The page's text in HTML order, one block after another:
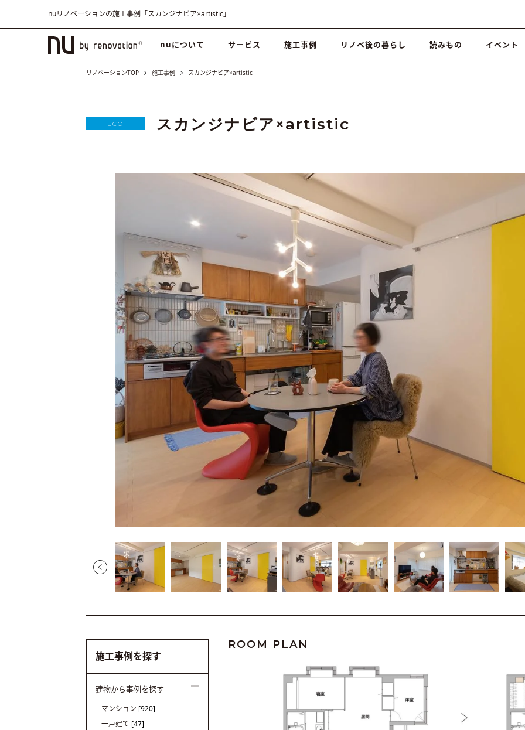
nuリノベーションの施工事例「スカンジナビア×artistic」
nuについて サービス 施工事例 リノベ後の暮らし 読みもの イベント
リノベーションTOP 施工事例 スカンジナビア×artistic
ECO スカンジナビア×artistic
ROOM PLAN
施工事例を探す
建物から事例を探す
マンション [920]
一戸建て [47]